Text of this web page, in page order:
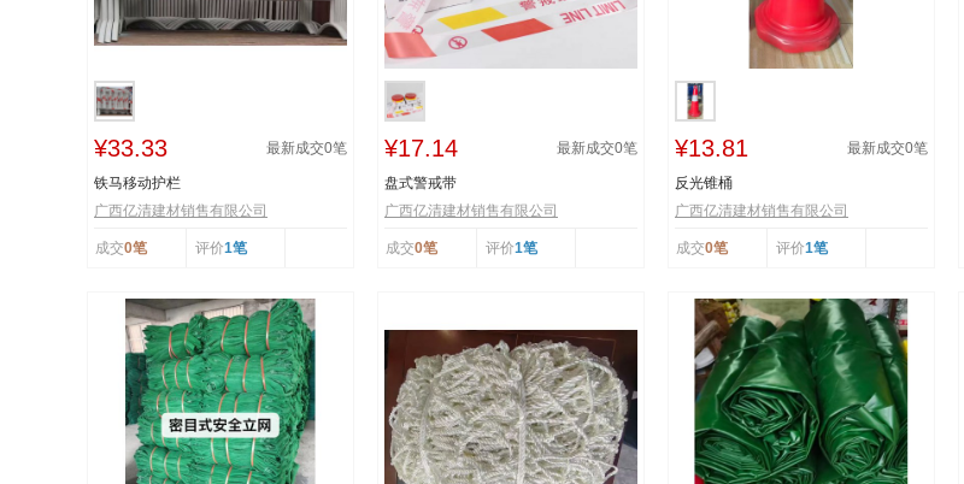
¥33.33 最新成交0笔
铁马移动护栏
广西亿清建材销售有限公司
成交0笔 评价1笔
¥17.14 最新成交0笔
盘式警戒带
广西亿清建材销售有限公司
成交0笔 评价1笔
¥13.81 最新成交0笔
反光锥桶
广西亿清建材销售有限公司
成交0笔 评价1笔